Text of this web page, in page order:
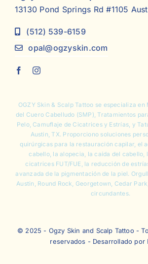
13130 Pond Springs Rd #1105
(512) 539-6159
opal@ogzyskin.com
OGZY Skin & Scalp Tattoo se especializa en
del Cuero Cabelludo (SMP),Tratamientos
Pelo, Camuflaje de Cicatrices y Estrías , y
Austin, TX. Proporciono soluciones
quirúrgicas para la restauración capilar, el
cabello, la alopecia, la caída del cabello,
cicatrices FUT/FUE, la reducción de
avanzada de la pigmentación de la piel.
Austin, Round Rock, Georgetown, Cedar
circundantes.
© 2025 - Ogzy Skin and Scalp Tattoo -
reservados - Desarrollado por